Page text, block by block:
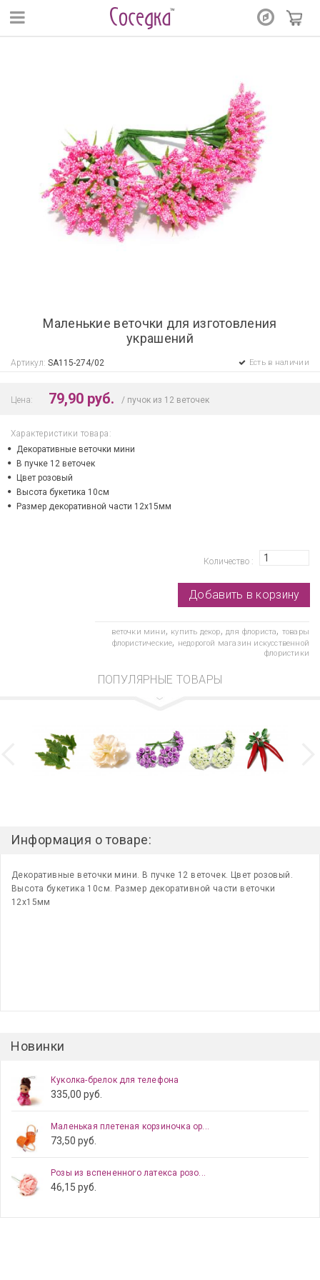
Перейти к основному содержанию
Маленькие веточки для изготовления
украшений
Артикул: SA115-274/02 Есть в наличии
Цена: 79,90 руб. пучок из 12 веточек
Характеристики товара:
Декоративные веточки мини
В пучке 12 веточек
Цвет розовый
Высота букетика 10см
Размер декоративной части 12х15мм
Количество
веточки мини, купить декор, для флориста, товары
флористические, недорогой магазин искусственной
флористики
ПОПУЛЯРНЫЕ ТОВАРЫ
Информация о товаре:
Декоративные веточки мини. В пучке 12 веточек. Цвет розовый.
Высота букетика 10см. Размер декоративной части веточки
12х15мм
Новинки
Куколка-брелок для телефона
335,00 руб.
Маленькая плетеная корзиночка ор...
73,50 руб.
Розы из вспененного латекса розо...
46,15 руб.